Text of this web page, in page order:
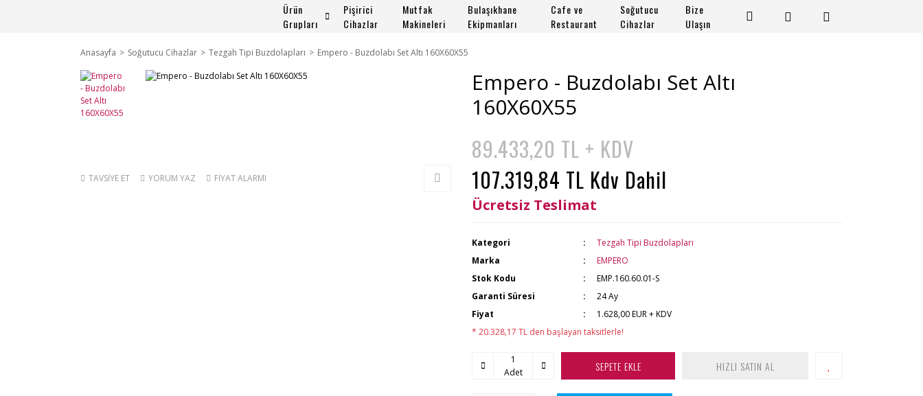
Ürün
Grupları
Pişirici
Cihazlar
Mutfak
Makineleri
Bulaşıkhane
Ekipmanları
Cafe ve
Restaurant
Soğutucu
Cihazlar
Bize
Ulaşın
Anasayfa Soğutucu Cihazlar Tezgah Tipi Buzdolapları Empero - Buzdolabı Set Altı 160X60X55
TAVSİYE ET YORUM YAZ FİYAT ALARMI
Empero - Buzdolabı Set Altı
160X60X55
89.433,20 TL + KDV
107.319,84 TL Kdv Dahil
Ücretsiz Teslimat
Kategori
Tezgah Tipi Buzdolapları
Marka
EMPERO
Stok Kodu
EMP.160.60.01-S
Garanti Süresi
24 Ay
Fiyat
1.628,00 EUR + KDV
* 20.328,17 TL den başlayan taksitlerle!
Adet SEPETE EKLE HIZLI SATIN AL